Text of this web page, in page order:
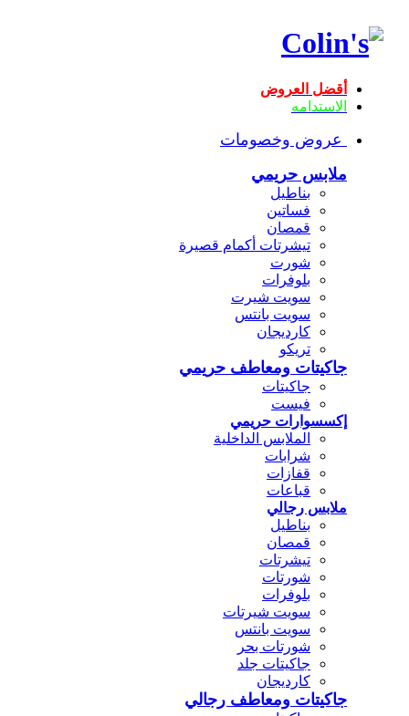
أقضل العروض
الاستدامه
عروض وخصومات
ملابس حريمي
بناطيل
فساتين
قمصان
تيشرتات أكمام قصيرة
شورت
بلوفرات
سويت شيرت
سويت بانتس
كارديجان
تريكو
جاكيتات ومعاطف حريمي
جاكيتات
فيست
إكسسوارات حريمي
الملابس الداخلية
شرابات
قفازات
قباعات
ملابس رجالي
بناطيل
قمصان
تيشرتات
شورتات
بلوفرات
سويت شيرتات
سويت بانتس
شورتات بحر
جاكيتات جلد
كارديجان
جاكيتات ومعاطف رجالي